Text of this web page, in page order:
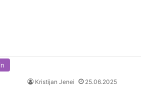
Kristijan Jenei 25.06.2025